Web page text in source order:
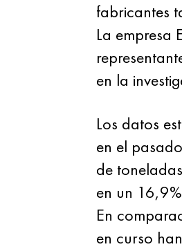
fabricantes
La empresa
en la
Los datos
en el
de
en un
En
en curso